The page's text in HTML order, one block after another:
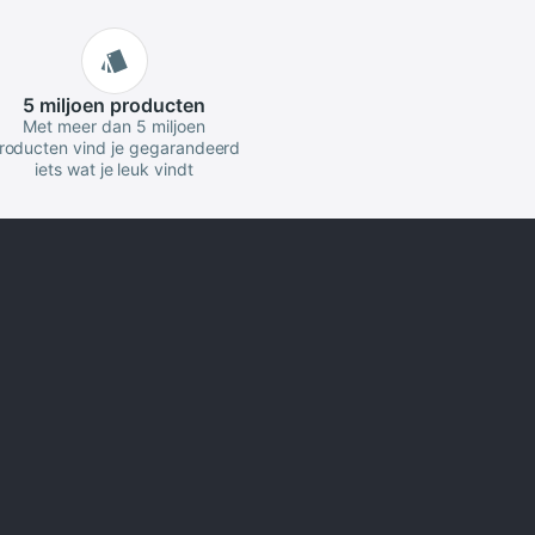
5 miljoen producten
Met meer dan 5 miljoen
vind je gegarandeerd
iets wat je leuk vindt